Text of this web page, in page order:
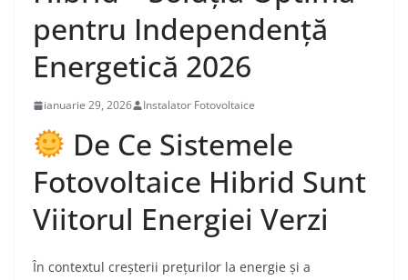
pentru Independență
Energetică 2026
ianuarie 29, 2026 Instalator Fotovoltaice
De Ce Sistemele
Fotovoltaice Hibrid Sunt
Viitorul Energiei Verzi
În contextul creșterii prețurilor la energie și a